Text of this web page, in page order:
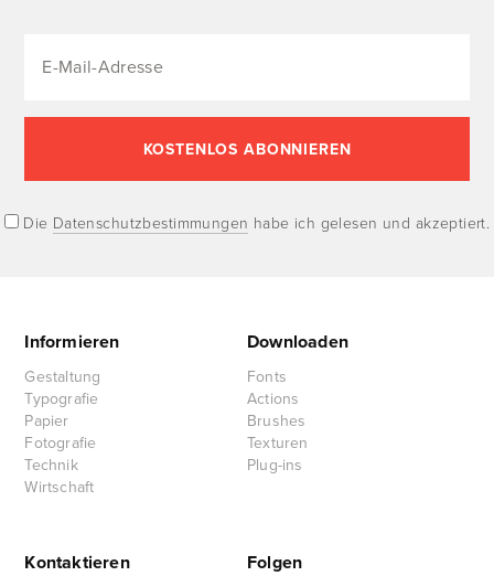
Die Datenschutzbestimmungen habe ich gelesen und akzeptiert.
Informieren
Gestaltung
Typografie
Papier
Fotografie
Technik
Wirtschaft
Downloaden
Fonts
Actions
Brushes
Texturen
Plug-ins
Kontaktieren Folgen